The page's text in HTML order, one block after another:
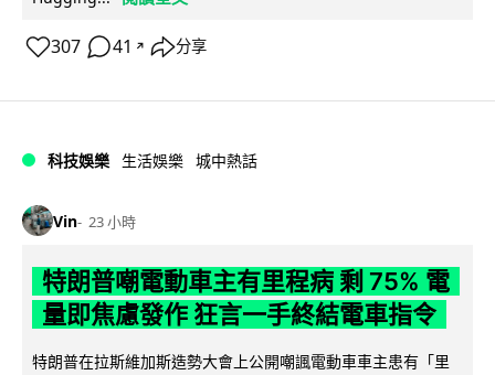
307 41 ↗ 分享
科技娛樂 生活娛樂 城中熱話
Vin 23 小時
特朗普嘲電動車主有里程病 剩 75% 電
量即焦慮發作 狂言一手終結電車指令
特朗普在拉斯維加斯造勢大會上公開嘲諷電動車車主患有「里